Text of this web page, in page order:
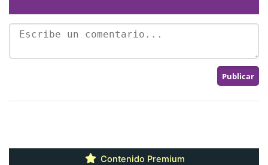
Contenido Premium